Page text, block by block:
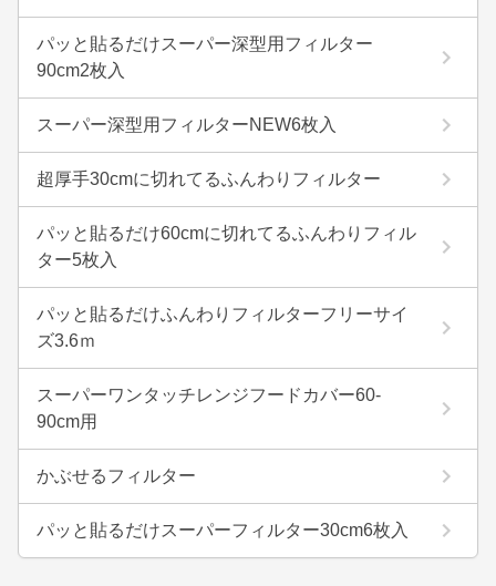
パッと貼るだけスーパー深型用フィルター
90cm2枚入
スーパー深型用フィルターNEW6枚入
超厚手30cmに切れてるふんわりフィルター
パッと貼るだけ60cmに切れてるふんわりフィル
ター5枚入
パッと貼るだけふんわりフィルターフリーサイ
ズ3.6ｍ
スーパーワンタッチレンジフードカバー60-
90cm用
かぶせるフィルター
パッと貼るだけスーパーフィルター30cm6枚入